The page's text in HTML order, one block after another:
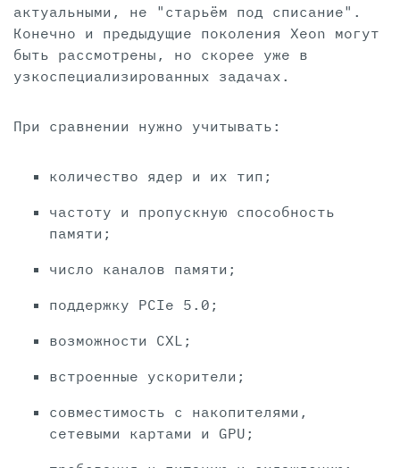
актуальными, не "старьём под списание".
Конечно и предыдущие поколения Xeon могут
быть рассмотрены, но скорее уже в
узкоспециализированных задачах.
При сравнении нужно учитывать:
количество ядер и их тип;
частоту и пропускную способность
памяти;
число каналов памяти;
поддержку PCIe 5.0;
возможности CXL;
встроенные ускорители;
совместимость с накопителями,
сетевыми картами и GPU;